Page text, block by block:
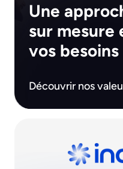
Une
sur
vos besoins
Découvrir nos